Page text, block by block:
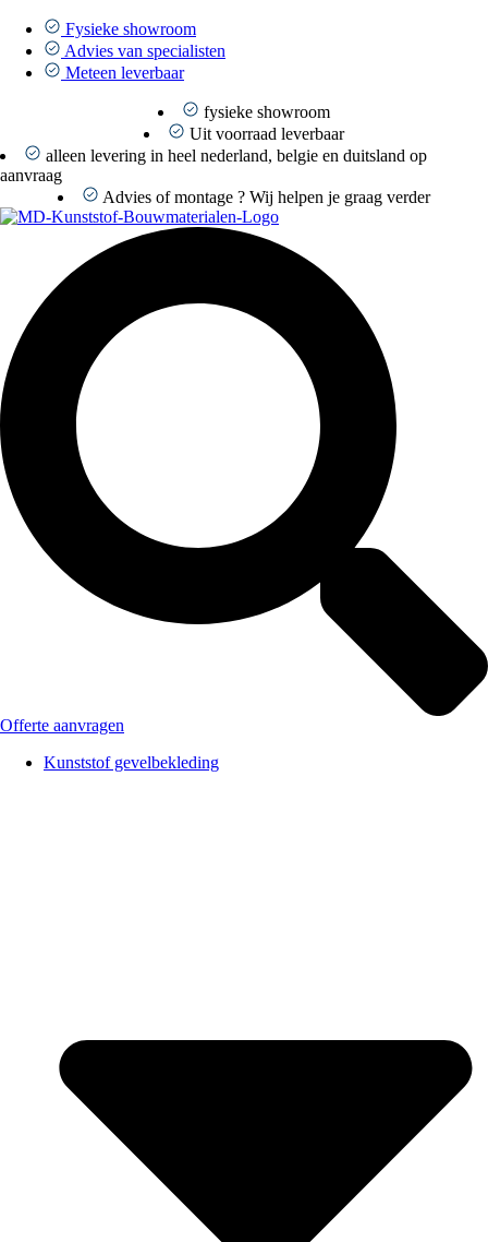
naar
inhoud
Fysieke showroom
Advies van specialisten
Meteen leverbaar
fysieke showroom
Uit voorraad leverbaar
alleen levering in heel nederland, belgie en duitsland op
aanvraag
Advies of montage ? Wij helpen je graag verder
Offerte aanvragen
Kunststof gevelbekleding